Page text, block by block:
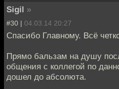
Sigil »
#30 | 04.03.14 20:27
Спасибо Главному. Всё
Прямо бальзам на душу
общения с коллегой по
дошел до абсолюта.